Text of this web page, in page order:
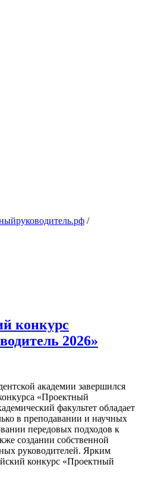
/
конкурс
2026»
академии завершился
«Проектный
факультет обладает
в преподавании и научных
передовых подходов к
создании собственной
руководителей. Ярким
конкурс «Проектный